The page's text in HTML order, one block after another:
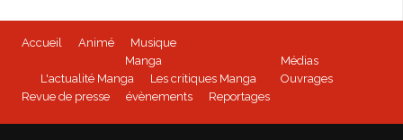
BEYBLADE BURST - Tome 1 disponible
Accueil Animé
Musique
Manga
L'actualité Manga
Les critiques Manga
Médias
Ouvrages
Revue de presse
évènements Reportages